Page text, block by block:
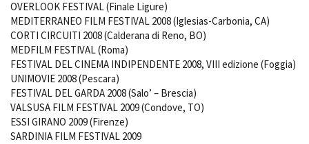
OVERLOOK FESTIVAL (Finale Ligure)
MEDITERRANEO FILM FESTIVAL 2008 (Iglesias-Carbonia, CA)
CORTI CIRCUITI 2008 (Calderana di Reno, BO)
MEDFILM FESTIVAL (Roma)
FESTIVAL DEL CINEMA INDIPENDENTE 2008, VIII edizione (Foggia)
UNIMOVIE 2008 (Pescara)
FESTIVAL DEL GARDA 2008 (Salo’ – Brescia)
VALSUSA FILM FESTIVAL 2009 (Condove, TO)
ESSI GIRANO 2009 (Firenze)
SARDINIA FILM FESTIVAL 2009